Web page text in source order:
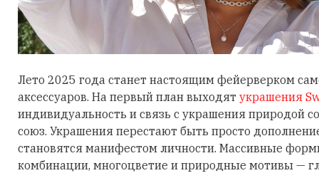
Лето 2025 года станет настоящим фейерверком
аксессуаров. На первый план выходят украшения
индивидуальность и связь с украшения природой
союз. Украшения перестают быть просто
становятся манифестом личности. Массивные
комбинации, многоцветие и природные мотивы —